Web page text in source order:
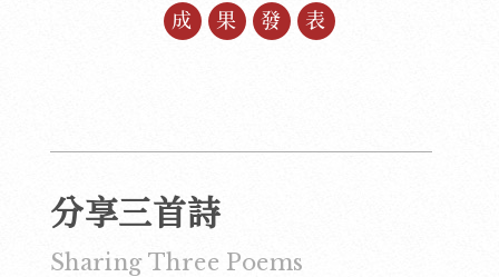
成果發表
分享三首詩
Sharing Three Poems